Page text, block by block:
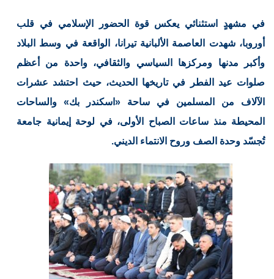
في مشهدٍ استثنائي يعكس قوة الحضور الإسلامي في قلب
أوروبا، شهدت العاصمة الألبانية تيرانا، الواقعة في وسط البلاد
وأكبر مدنها ومركزها السياسي والثقافي، واحدة من أعظم
صلوات عيد الفطر في تاريخها الحديث، حيث احتشد عشرات
الآلاف من المسلمين في ساحة «اسكندر بك» والساحات
المحيطة منذ ساعات الصباح الأولى، في لوحة إيمانية جامعة
تُجسّد وحدة الصف وروح الانتماء الديني.